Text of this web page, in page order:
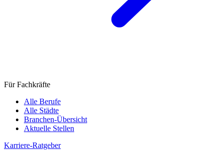
Für Fachkräfte
Alle Berufe
Alle Städte
Branchen-Übersicht
Aktuelle Stellen
Karriere-Ratgeber